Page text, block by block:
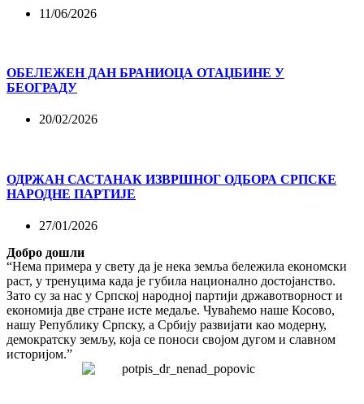
11/06/2026
ОБЕЛЕЖЕН ДАН БРАНИОЦА ОТАЏБИНЕ У
БЕОГРАДУ
20/02/2026
ОДРЖАН САСТАНАК ИЗВРШНОГ ОДБОРА СРПСКЕ
НАРОДНЕ ПАРТИЈЕ
27/01/2026
Добро дошли
“Нема примера у свету да је нека земља бележила економски
раст, у тренуцима када је губила национално достојанство.
Зато су за нас у Српској народној партији државотворност и
економија две стране исте медаље. Чуваћемо наше Косово,
нашу Републику Српску, а Србију развијати као модерну,
демократску земљу, која се поноси својом дугом и славном
историјом.”